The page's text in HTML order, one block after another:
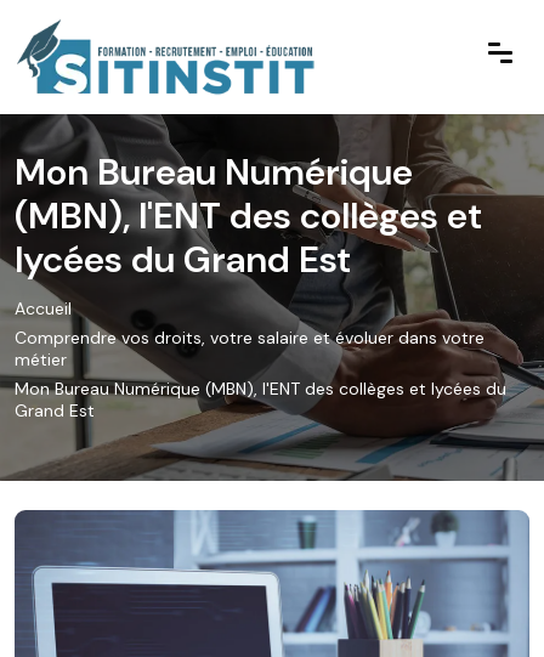
Mon Bureau Numérique
(MBN), l'ENT des collèges et
lycées du Grand Est
Accueil
Comprendre vos droits, votre salaire et évoluer dans votre
métier
Mon Bureau Numérique (MBN), l'ENT des collèges et lycées du
Grand Est